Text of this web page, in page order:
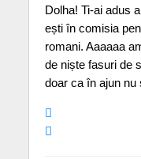
Dolha! Ti-ai adus
ești în comisia
romani. Aaaaaa
de niște fasuri de
doar ca în ajun nu